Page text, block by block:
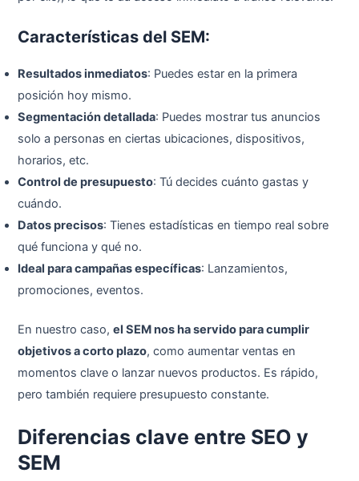
Características del SEM:
Resultados inmediatos: Puedes estar en la primera
posición hoy mismo.
Segmentación detallada: Puedes mostrar tus anuncios
solo a personas en ciertas ubicaciones, dispositivos,
horarios, etc.
Control de presupuesto: Tú decides cuánto gastas y
cuándo.
Datos precisos: Tienes estadísticas en tiempo real sobre
qué funciona y qué no.
Ideal para campañas específicas: Lanzamientos,
promociones, eventos.
En nuestro caso,el SEM nos ha servido para cumplir
objetivos a corto plazo, como aumentar ventas en
momentos clave o lanzar nuevos productos. Es rápido,
pero también requiere presupuesto constante.
Diferencias clave entre SEO y
SEM